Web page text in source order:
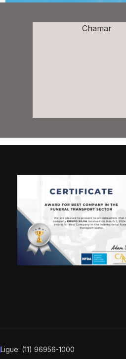
Chamar
Ligue: (11) 96956-1000